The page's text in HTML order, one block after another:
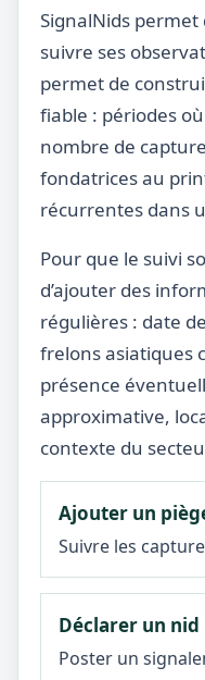
SignalNids permet
suivre ses
permet de
fiable : périodes
nombre de
fondatrices au
récurrentes dans
Pour que le suivi
d’ajouter des
régulières : date
frelons asiatiques
présence
approximative,
contexte du
Ajouter un
Suivre les
Déclarer un nid
Poster un